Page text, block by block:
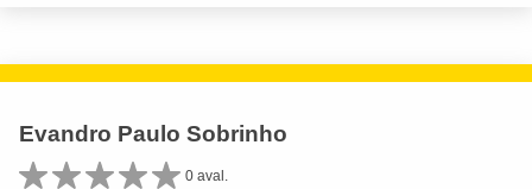
Evandro Paulo Sobrinho
0 aval.